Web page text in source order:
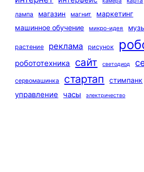
лампа
магазин магнит
маркетинг
машинное обучение
микро-идея
растение реклама рисунок
робототехника сайт светодиод
сервомашинка стартап стимпанк
управление часы электричество